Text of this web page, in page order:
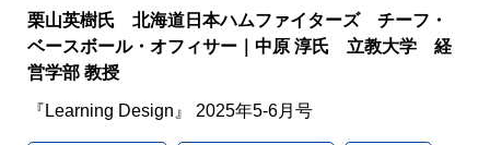
栗山英樹氏 北海道日本ハムファイターズ チーフ・
ベースボール・オフィサー｜中原 淳氏 立教大学 経
営学部 教授
『Learning Design』 2025年5-6月号